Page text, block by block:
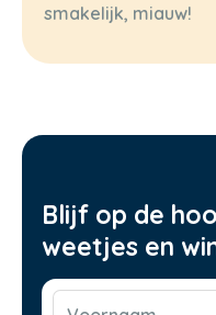
smakelijk, miauw!
Blijf op de
weetjes en